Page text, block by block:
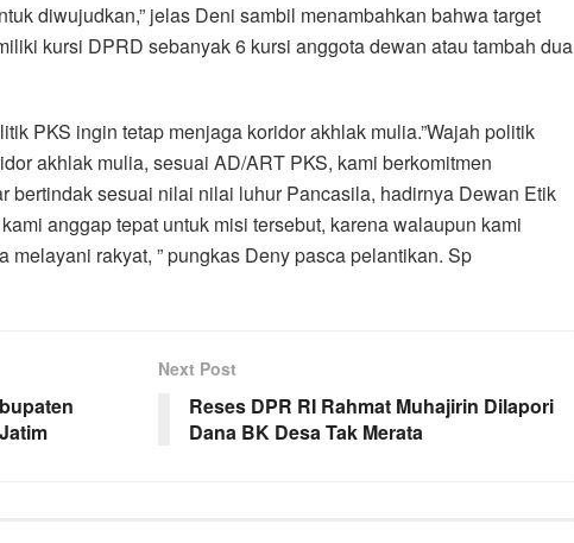
diwujudkan,” jelas Deni sambil menambahkan bahwa target
kursi DPRD sebanyak 6 kursi anggota dewan atau tambah dua
PKS ingin tetap menjaga koridor akhlak mulia.”Wajah politik
akhlak mulia, sesuai AD/ART PKS, kami berkomitmen
bertindak sesuai nilai nilai luhur Pancasila, hadirnya Dewan Etik
anggap tepat untuk misi tersebut, karena walaupun kami
melayani rakyat, ” pungkas Deny pasca pelantikan. Sp
Next Post
Reses DPR RI Rahmat Muhajirin Dilapori
Dana BK Desa Tak Merata